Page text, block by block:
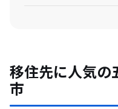
お問合せ
移住先に人気の
市